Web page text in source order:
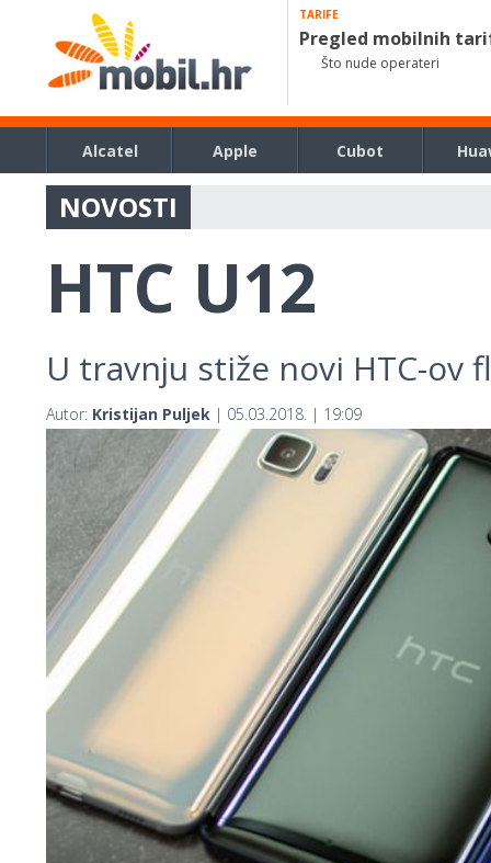
TARIFE
Pregled mobilnih
Što nude operateri
Alcatel Apple Cubot
NOVOSTI
HTC U12
U travnju stiže novi HTC-ov
Autor: Kristijan Puljek | 05.03.2018. | 19:09